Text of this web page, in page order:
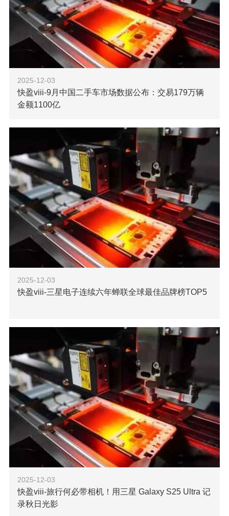
2025-12-03
快盈viii-9月中国二手车市场数据公布：交易179万辆
金额1100亿
【快盈viii科技消息】据中国汽车流通协会数据，2025年9
月，全国二手车市场交易活跃度显著提升，单月交易量达
179.44万辆，环比增长5.10%，同比增长8.20%，交易金额为
1104.66亿元
了解更多 
2025-12-03
快盈viii-三星电子连续六年蝉联全球最佳品牌榜TOP5
2025年10月15日，在国际品牌咨询公司Interbrand发布
的年度“全球最佳品牌”排行榜中，三星电子连续第六年位列全
球TOP5。今年榜单显示，三星品牌价值达905亿美元，继续
保持自2020年
了解更多 
2025-12-03
快盈viii-旅行何必带相机！用三星 Galaxy S25 Ultra 记
录秋日光影